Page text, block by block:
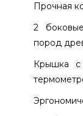
Прочная
2
пород
Крышка с